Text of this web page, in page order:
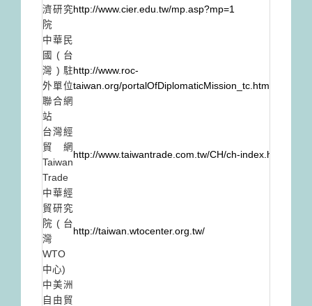
濟研究
院
http://www.cier.edu.tw/mp.asp?mp=1
中華民
國(台
灣)駐
外單位
聯合網
站
http://www.roc-
taiwan.org/portalOfDiplomaticMission_tc.html
台灣經
貿網
Taiwan
Trade
http://www.taiwantrade.com.tw/CH/ch-index.html
中華經
貿研究
院(台
灣
WTO
中心)
http://taiwan.wtocenter.org.tw/
中美洲
自由貿